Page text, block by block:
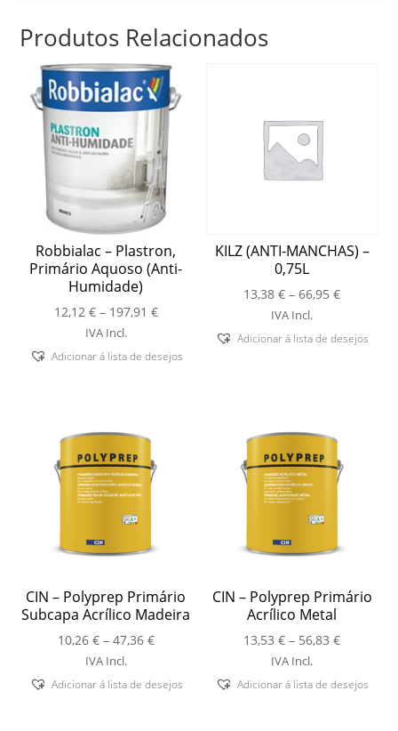
Produtos Relacionados
Robbialac – Plastron,
Primário Aquoso (Anti-
Humidade)
12,12 € – 197,91 €Price
12,12 €
through
IVA Incl.
Adicionar á lista de desejos
KILZ (ANTI-MANCHAS) –
0,75L
13,38€ – 66,95€Price
13,38 €
through
IVA Incl.
Adicionar á lista de desejos
CIN – Polyprep Primário
Subcapa Acrílico Madeira
10,26 € – 47,36 €Price
10,26 €
through
IVA Incl.
Adicionar á lista de desejos
CIN – Polyprep Primário
Acrílico Metal
13,53€ – 56,83€Price
13,53 €
through
IVA Incl.
Adicionar á lista de desejos